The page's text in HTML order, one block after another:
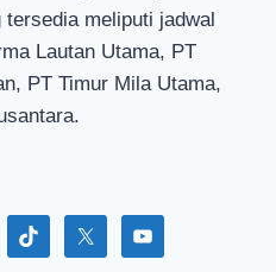
meliputi jadwal
Lautan Utama, PT
PT Timur Mila Utama,